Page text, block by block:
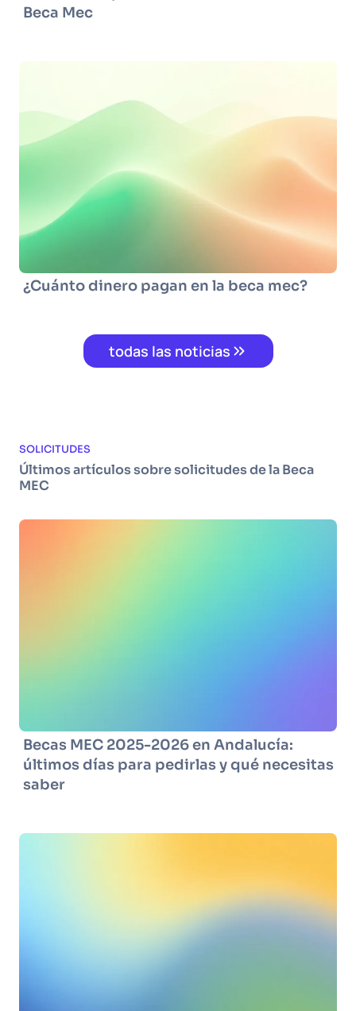
Beca Mec
¿Cuánto dinero pagan en la beca mec?
todas las noticias
SOLICITUDES
Últimos artículos sobre solicitudes de la Beca
MEC
Becas MEC 2025-2026 en Andalucía:
últimos días para pedirlas y qué necesitas
saber